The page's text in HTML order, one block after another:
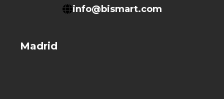
info@bismart.com
Madrid